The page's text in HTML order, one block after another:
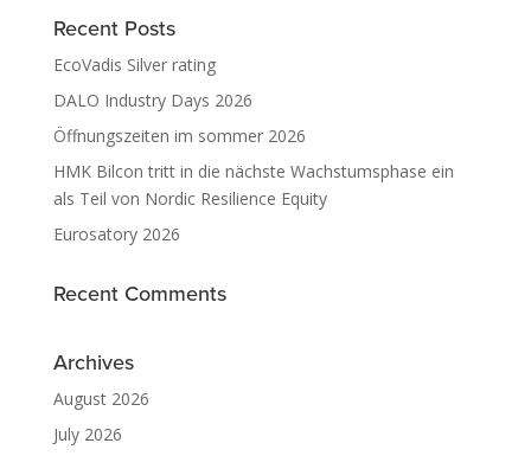
Recent Posts
EcoVadis Silver rating
DALO Industry Days 2026
Öffnungszeiten im sommer 2026
HMK Bilcon tritt in die nächste Wachstumsphase ein
als Teil von Nordic Resilience Equity
Eurosatory 2026
Recent Comments
Archives
August 2026
July 2026